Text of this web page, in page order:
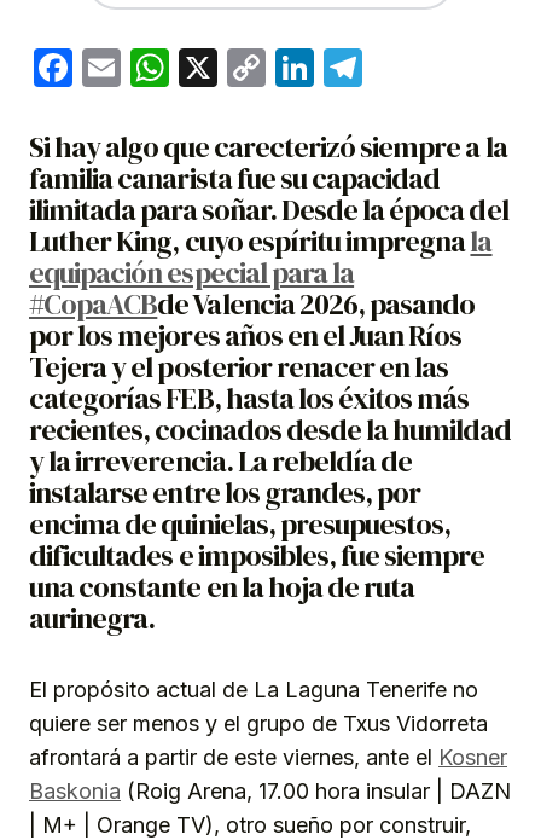
Facebook
EmailWhatsApp
X
CopyLinkedIn
Si hay algo que carecterizó siempre a la
familia canarista fue su capacidad
ilimitada para soñar. Desde la época del
Luther King, cuyo espíritu impregnala
equipación especial para la
#CopaACBde Valencia 2026, pasando
por los mejores años en el Juan Ríos
Tejera y el posterior renacer en las
categorías FEB, hasta los éxitos más
recientes, cocinados desde la humildad
y la irreverencia. La rebeldía de
instalarse entre los grandes, por
encima de quinielas, presupuestos,
dificultades e imposibles, fue siempre
una constante en la hoja de ruta
aurinegra.
El propósito actual de La Laguna Tenerife no
quiere ser menos y el grupo de Txus Vidorreta
afrontará a partir de este viernes, ante el Kosner
Baskonia (Roig Arena, 17.00 hora insular | DAZN
| M+ | Orange TV), otro sueño por construir,